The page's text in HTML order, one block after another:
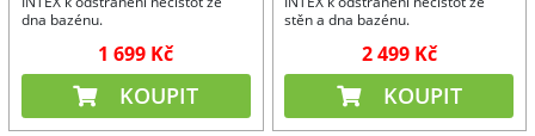
dna bazénu.
1 699 Kč
KOUPIT
stěn a dna bazénu.
2 499 Kč
KOUPIT